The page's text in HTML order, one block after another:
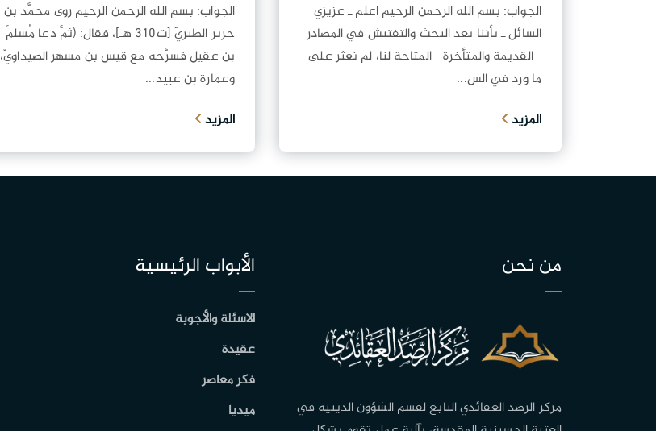
الجواب: بسم الله الرحمن الرحيم اعلم ـ عزيزي
السائل ـ بأننا بعد البحث والتفتيش في المصادر
- القديمة والمتأخرة - المتاحة لنا، لم نعثر على
ما ورد في الس...
المزيد
الجواب: بسم الله الرحمن الرحيم روى محمَّد بن
جرير الطبريّ [ت310 هـ]، فقال: (ثمَّ دعا مُسلمَ
بن عقيل فسرَّحه مع قيس بن مسهر الصيداويّ،
وعمارة بن عبيد...
المزيد
من نحن
مركز الرصد العقائدي التابع لقسم الشؤون الدينية في
الأبواب الرئيسية
الاسئلة والأجوبة
عقيدة
فكر معاصر
ميديا